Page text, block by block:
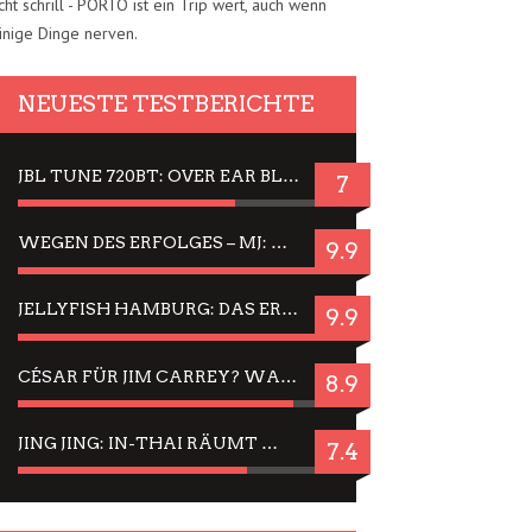
schrill - PORTO ist ein Trip wert, auch wenn
Dinge nerven.
NEUESTE TESTBERICHTE
JBL TUNE 720BT: OVER EAR BLUETOOTH KOPFHÖRER UM DIE 50,-€ IM DAUER-TEST 7
WEGEN DES ERFOLGES – MJ: MICHAEL JACKSON MUSICAL IN EINER MATINEE SEHEN 9.9
JELLYFISH HAMBURG: DAS ERFOLGREICHE SOMMER-MENÜ 2025 IN GEFÜHLEN UND BILDERN 9.9
CÉSAR FÜR JIM CARREY? WARUM DAS EINER DER NERVIGSTEN ACTORS IST UND BLEIBT 8.9
JING JING: IN-THAI RÄUMT WIEDER TITEL AB – EIN ZWEI-STUNDEN-ERLEBNISBERICHT 7.4